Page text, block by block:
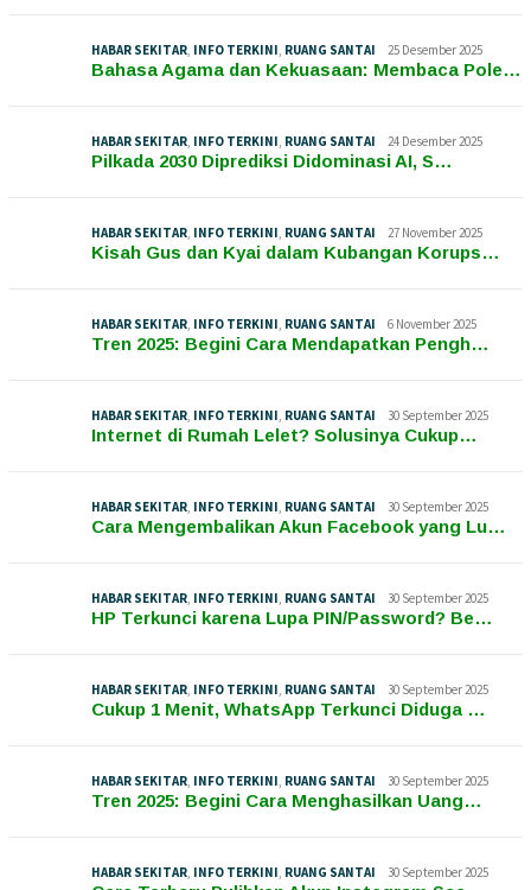
HABAR SEKITAR, INFO TERKINI, RUANG SANTAI 25 Desember 2025
Bahasa Agama dan Kekuasaan: Membaca Pole…
HABAR SEKITAR, INFO TERKINI, RUANG SANTAI 24 Desember 2025
Pilkada 2030 Diprediksi Didominasi AI, S…
HABAR SEKITAR, INFO TERKINI, RUANG SANTAI 27 November 2025
Kisah Gus dan Kyai dalam Kubangan Korups…
HABAR SEKITAR, INFO TERKINI, RUANG SANTAI 6 November 2025
Tren 2025: Begini Cara Mendapatkan Pengh…
HABAR SEKITAR, INFO TERKINI, RUANG SANTAI 30 September 2025
Internet di Rumah Lelet? Solusinya Cukup…
HABAR SEKITAR, INFO TERKINI, RUANG SANTAI 30 September 2025
Cara Mengembalikan Akun Facebook yang Lu…
HABAR SEKITAR, INFO TERKINI, RUANG SANTAI 30 September 2025
HP Terkunci karena Lupa PIN/Password? Be…
HABAR SEKITAR, INFO TERKINI, RUANG SANTAI 30 September 2025
Cukup 1 Menit, WhatsApp Terkunci Diduga …
HABAR SEKITAR, INFO TERKINI, RUANG SANTAI 30 September 2025
Tren 2025: Begini Cara Menghasilkan Uang…
HABAR SEKITAR, INFO TERKINI, RUANG SANTAI 30 September 2025